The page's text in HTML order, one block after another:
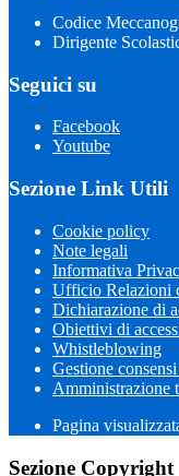
Codice
Dirigente
Seguici su
Facebook
Youtube
Sezione Link Utili
Cookie policy
Note legali
Informativa
Ufficio Relazioni
Dichiarazione di
Obiettivi di
Whistleblowing
Gestione
Amministrazione
Pagina
Sezione Copyright